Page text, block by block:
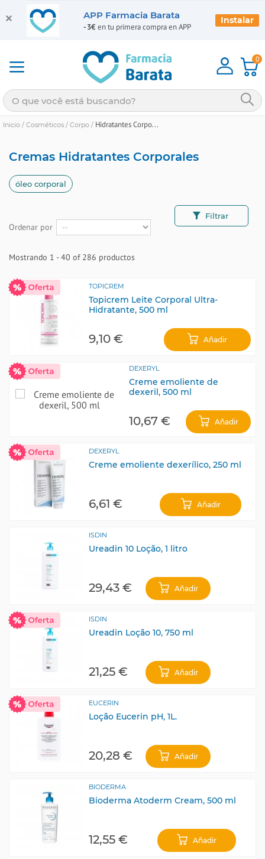
0
Inicio / Cosméticos / Corpo / Hidratantes Corpo...
Cremas Hidratantes Corporales
óleo corporal
Ordenar por
Filtrar
Mostrando 1 - 40 of 286 productos
TOPICREM
Topicrem Leite Corporal Ultra-
Hidratante, 500 ml
9,10 € Añadir
DEXERYL
Creme emoliente de
dexeril, 500 ml
10,67 € Añadir
DEXERYL
Creme emoliente dexerílico, 250 ml
6,61 € Añadir
ISDIN
Ureadin 10 Loção, 1 litro
29,43 € Añadir
ISDIN
Ureadin Loção 10, 750 ml
21,25 € Añadir
EUCERIN
Loção Eucerin pH, 1L.
20,28 € Añadir
BIODERMA
Bioderma Atoderm Cream, 500 ml
12,55 € Añadir
APP Farmacia Barata
-3€ en tu primera compra en APP
Instalar